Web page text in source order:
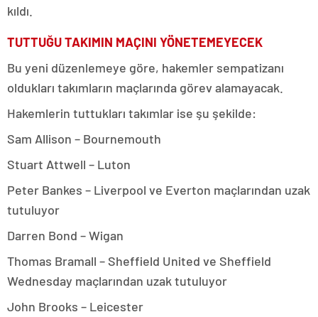
kıldı.
TUTTUĞU TAKIMIN MAÇINI YÖNETEMEYECEK
Bu yeni düzenlemeye göre, hakemler sempatizanı
oldukları takımların maçlarında görev alamayacak.
Hakemlerin tuttukları takımlar ise şu şekilde:
Sam Allison – Bournemouth
Stuart Attwell – Luton
Peter Bankes – Liverpool ve Everton maçlarından uzak
tutuluyor
Darren Bond – Wigan
Thomas Bramall – Sheffield United ve Sheffield
Wednesday maçlarından uzak tutuluyor
John Brooks – Leicester